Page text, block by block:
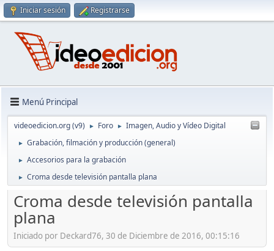
Iniciar sesión Registrarse
Menú Principal
videoedicion.org (v9) ► Foro ► Imagen, Audio y Vídeo Digital
► Grabación, filmación y producción (general)
► Accesorios para la grabación
► Croma desde televisión pantalla plana
Croma desde televisión pantalla
plana
Iniciado por Deckard76, 30 de Diciembre de 2016, 00:15:16